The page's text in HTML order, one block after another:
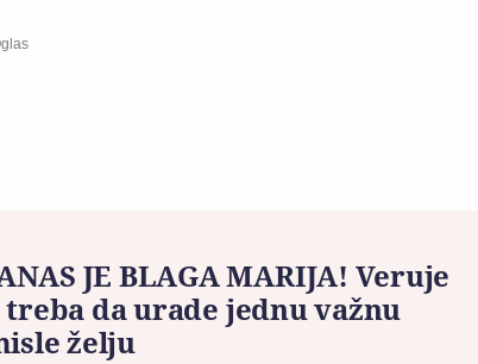
JE BLAGA MARIJA! Veruje
treba da urade jednu važnu
želju